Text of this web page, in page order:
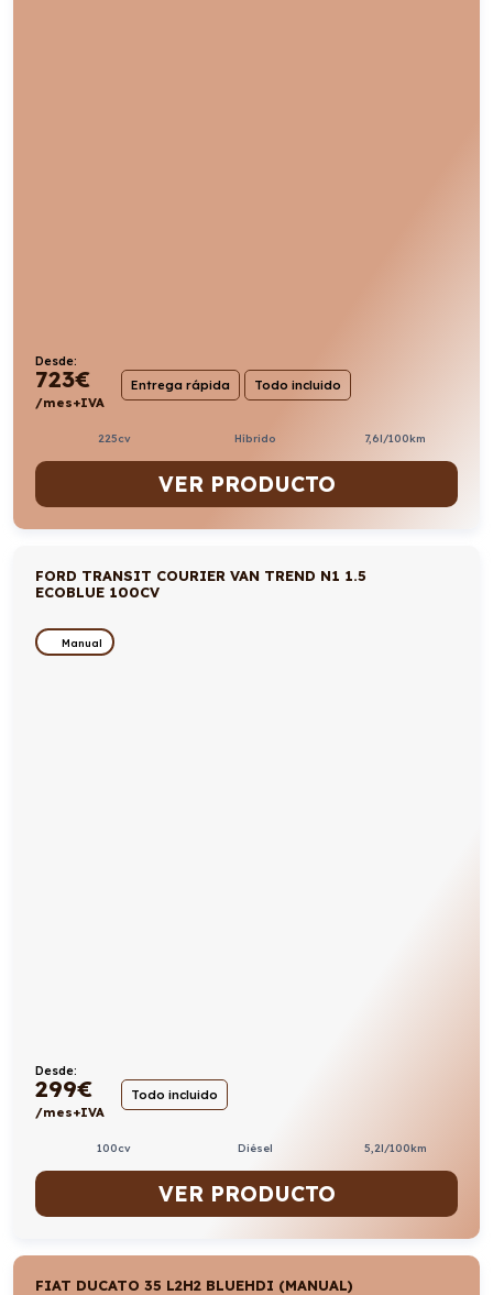
Desde:
723€
/mes+IVA
Entrega rápida Todo incluido
225cv Híbrido 7,6l/100km
VER PRODUCTO
FORD TRANSIT COURIER VAN TREND N1 1.5
ECOBLUE 100CV
Manual
Desde:
299€
/mes+IVA
Todo incluido
100cv Diésel 5,2l/100km
VER PRODUCTO
FIAT DUCATO 35 L2H2 BLUEHDI (MANUAL)